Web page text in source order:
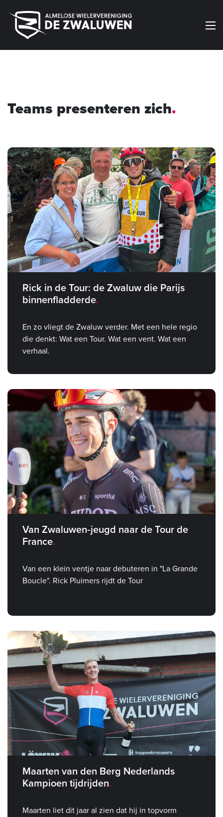
Teams presenteren zich
Rick in de Tour: de Zwaluw die Parijs
binnenfladderde
En zo vliegt de Zwaluw verder. Met een hele regio
die denkt: Wat een Tour. Wat een vent. Wat een
verhaal.
Van Zwaluwen‑jeugd naar de Tour de
France
Van een klein ventje naar debuteren in "La Grande
Boucle". Rick Pluimers rijdt de Tour
Maarten van den Berg Nederlands
Kampioen tijdrijden
Maarten liet dit jaar al zien dat hij in topvorm